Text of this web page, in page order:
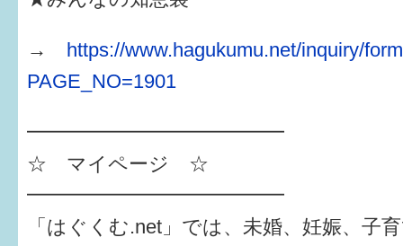
→ https://www.hagukumu.net/inquiry/
PAGE_NO=1901
━━━━━━━━━━━━━
☆ マイページ ☆
━━━━━━━━━━━━━
「はぐくむ.net」では、未婚、妊娠、子